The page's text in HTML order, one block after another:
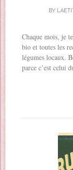
BY
Chaque mois, je
bio et toutes les
légumes locaux.
parce c’est celui